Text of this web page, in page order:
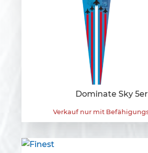
Dominate Sky 5er
Verkauf nur mit